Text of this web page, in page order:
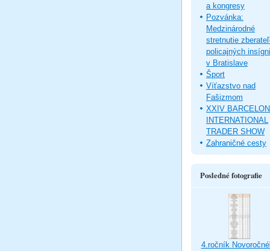
a kongresy
Pozvánka:
Medzinárodné
stretnutie
policajných
v Bratislave
Šport
Víťazstvo nad
Fašizmom
XXIV
INTERNATIONAL
TRADER SHOW
Zahraničné cesty
Posledné fotografie
4.ročník